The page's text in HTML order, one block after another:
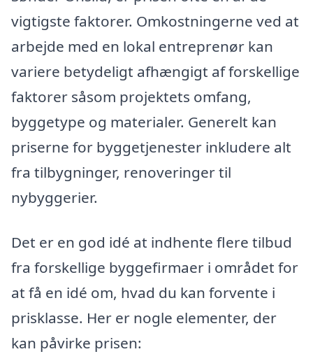
vigtigste faktorer. Omkostningerne ved at
arbejde med en lokal entreprenør kan
variere betydeligt afhængigt af forskellige
faktorer såsom projektets omfang,
byggetype og materialer. Generelt kan
priserne for byggetjenester inkludere alt
fra tilbygninger, renoveringer til
nybyggerier.
Det er en god idé at indhente flere tilbud
fra forskellige byggefirmaer i området for
at få en idé om, hvad du kan forvente i
prisklasse. Her er nogle elementer, der
kan påvirke prisen: